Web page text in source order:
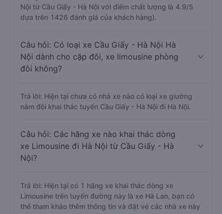
Nội từ Cầu Giấy - Hà Nội với điểm chất lượng là 4.9/5
dựa trên 1426 đánh giá của khách hàng).
Câu hỏi: Có loại xe Cầu Giấy - Hà Nội Hà
Nội dành cho cặp đôi, xe limousine phòng
đôi không?
Trả lời: Hiện tại chưa có nhà xe nào có loại xe giường
nằm đôi khai thác tuyến Cầu Giấy - Hà Nội đi Hà Nội.
Câu hỏi: Các hãng xe nào khai thác dòng
xe Limousine đi Hà Nội từ Cầu Giấy - Hà
Nội?
Trả lời: Hiện tại có 1 hãng xe khai thác dòng xe
Limousine trên tuyến đường này là xe Hà Lan, bạn có
thể tham khảo thêm thông tin và đặt vé các nhà xe này